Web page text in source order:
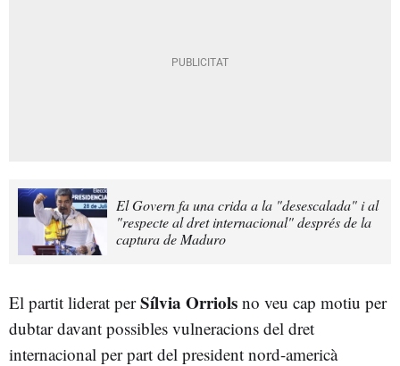
El Govern fa una crida a la "desescalada" i al
"respecte al dret internacional" després de la
captura de Maduro
El partit liderat perSílvia Orriols no veu cap motiu per
dubtar davant possibles vulneracions del dret
internacional per part del president nord-americà